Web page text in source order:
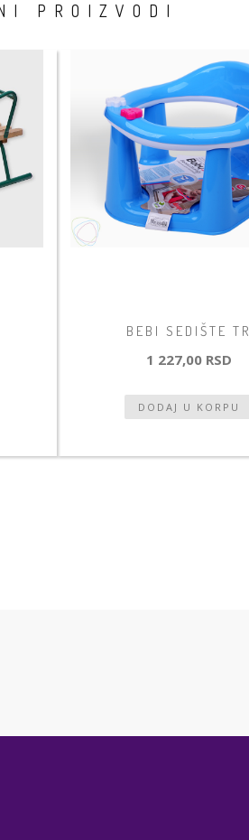
PROIZVODI
BEBI SEDIŠTE TR
1 227,00 RSD